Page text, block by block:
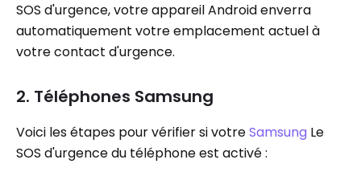
SOS d'urgence, votre appareil Android enverra
automatiquement votre emplacement actuel à
votre contact d'urgence.
2. Téléphones Samsung
Voici les étapes pour vérifier si votreSamsung Le
SOS d'urgence du téléphone est activé :